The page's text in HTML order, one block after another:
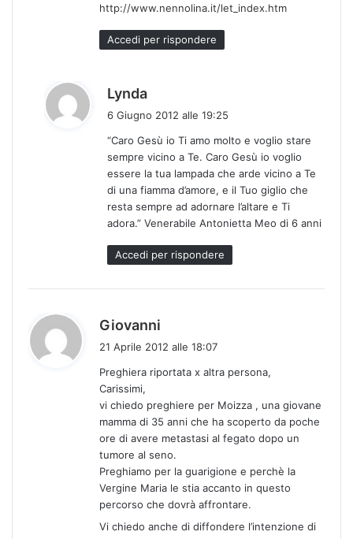
http://www.nennolina.it/let_index.htm
Accedi per rispondere
Lynda
e
t
t
:
6 Giugno 2012 alle 19:25
“Caro Gesù io Ti amo molto e voglio stare
sempre vicino a Te. Caro Gesù io voglio
essere la tua lampada che arde vicino a Te
di una fiamma d’amore, e il Tuo giglio che
resta sempre ad adornare l’altare e Ti
adora.” Venerabile Antonietta Meo di 6 anni
Accedi per rispondere
Giovanni
e
t
21 Aprile 2012 alle 18:07
Preghiera riportata x altra persona,
Carissimi,
vi chiedo preghiere per Moizza , una giovane
mamma di 35 anni che ha scoperto da poche
ore di avere metastasi al fegato dopo un
tumore al seno.
Preghiamo per la guarigione e perchè la
Vergine Maria le stia accanto in questo
percorso che dovrà affrontare.
Vi chiedo anche di diffondere l’intenzione di